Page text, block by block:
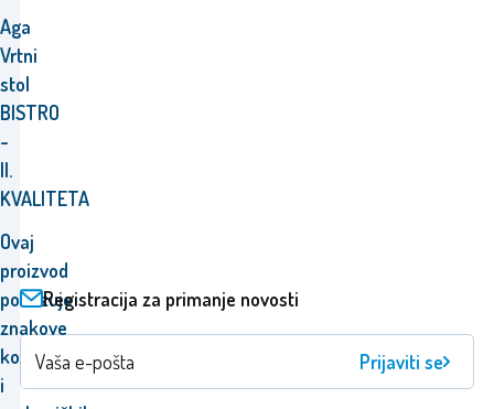
Aga
Vrtni
stol
BISTRO
-
II.
KVALITETA
Ovaj
proizvod
pokazuje
znakove
kozmetičkih
i
Registracija za primanje novosti
Prijaviti se